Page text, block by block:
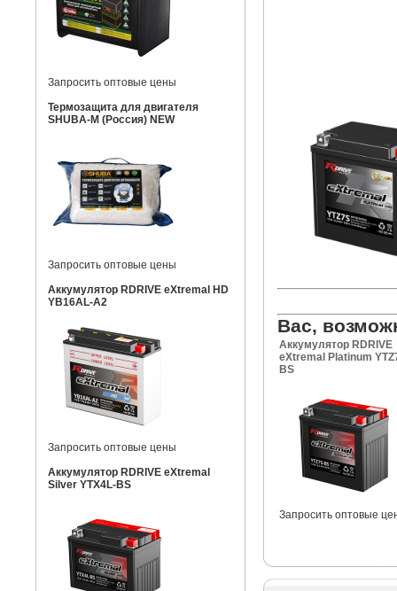
Запросить оптовые цены
Термозащита для двигателя
SHUBA-M (Россия) NEW
Запросить оптовые цены
Аккумулятор RDRIVE eXtremal HD
YB16AL-A2
Запросить оптовые цены
Аккумулятор RDRIVE eXtremal
Silver YTX4L-BS
Вас,
Аккумулятор RDRIVE
eXtremal Platinum
BS
Запросить оптовые